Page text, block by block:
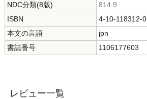
NDC分類(8版)
814.9
ISBN
4-10-118312-0
本文の言語
jpn
書誌番号
1106177603
レビュー一覧